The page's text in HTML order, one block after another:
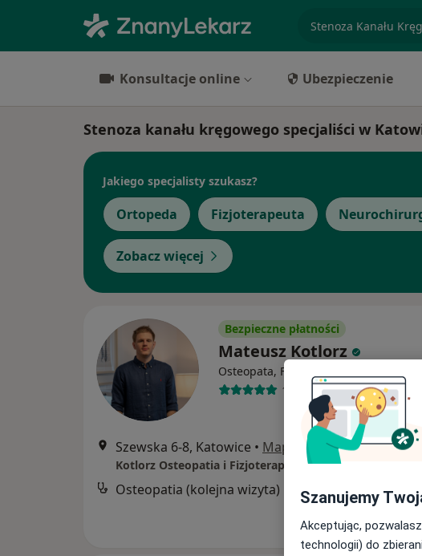
Konsultacje online Ubezpieczenie
Stenoza kanału kręgowego specjaliści w
Jakiego specjalisty szukasz?
Ortopeda Fizjoterapeuta
Zobacz więcej
Bezpieczne płatności
Mateusz Kotlorz
Osteopata, Fizjoterapeuta
116 opinii
Szewska 6-8, Katowice • Mapa
Kotlorz Osteopatia i Fizjoterapia
Osteopatia (kolejna wizyta) 200 zł
Szanujemy
Akceptując,
technologii) do